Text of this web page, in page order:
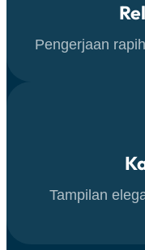
Pengerjaan
Tampilan